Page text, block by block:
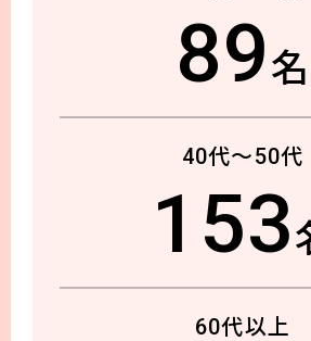
89名
40代～50代
153
60代以上